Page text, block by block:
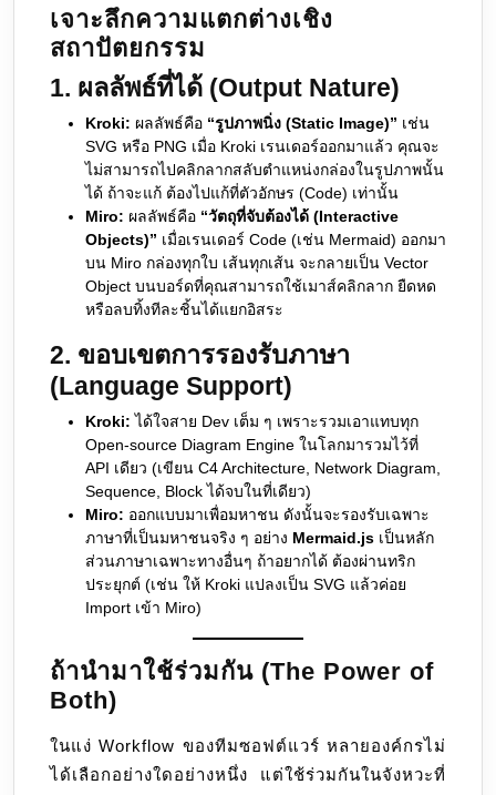
เจาะลึกความแตกต่างเชิง
สถาปัตยกรรม
1. ผลลัพธ์ที่ได้ (Output Nature)
Kroki: ผลลัพธ์คือ “รูปภาพนิ่ง (Static Image)” เช่น
SVG หรือ PNG เมื่อ Kroki เรนเดอร์ออกมาแล้ว คุณจะ
ไม่สามารถไปคลิกลากสลับตำแหน่งกล่องในรูปภาพนั้น
ได้ ถ้าจะแก้ ต้องไปแก้ที่ตัวอักษร (Code) เท่านั้น
Miro: ผลลัพธ์คือ “วัตถุที่จับต้องได้ (Interactive
Objects)” เมื่อเรนเดอร์ Code (เช่น Mermaid) ออกมา
บน Miro กล่องทุกใบ เส้นทุกเส้น จะกลายเป็น Vector
Object บนบอร์ดที่คุณสามารถใช้เมาส์คลิกลาก ยืดหด
หรือลบทิ้งทีละชิ้นได้แยกอิสระ
2. ขอบเขตการรองรับภาษา
(Language Support)
Kroki: ได้ใจสาย Dev เต็ม ๆ เพราะรวมเอาแทบทุก
Open-source Diagram Engine ในโลกมารวมไว้ที่
API เดียว (เขียน C4 Architecture, Network Diagram,
Sequence, Block ได้จบในที่เดียว)
Miro: ออกแบบมาเพื่อมหาชน ดังนั้นจะรองรับเฉพาะ
ภาษาที่เป็นมหาชนจริง ๆ อย่าง Mermaid.js เป็นหลัก
ส่วนภาษาเฉพาะทางอื่นๆ ถ้าอยากได้ ต้องผ่านทริก
ประยุกต์ (เช่น ให้ Kroki แปลงเป็น SVG แล้วค่อย
Import เข้า Miro)
ถ้านำมาใช้ร่วมกัน (The Power of
Both)
ในแง่ Workflow ของทีมซอฟต์แวร์ หลายองค์กรไม่
ได้เลือกอย่างใดอย่างหนึ่ง แต่ใช้ร่วมกันในจังหวะที่